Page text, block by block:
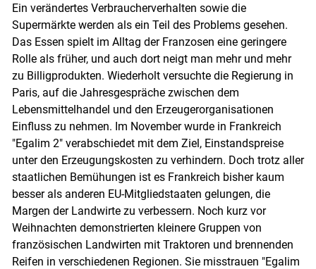
Ein verändertes Verbraucherverhalten sowie die
Supermärkte werden als ein Teil des Problems gesehen.
Das Essen spielt im Alltag der Franzosen eine geringere
Rolle als früher, und auch dort neigt man mehr und mehr
zu Billigprodukten. Wiederholt versuchte die Regierung in
Paris, auf die Jahresgespräche zwischen dem
Lebensmittelhandel und den Erzeugerorganisationen
Einfluss zu nehmen. Im November wurde in Frankreich
"Egalim 2" verabschiedet mit dem Ziel, Einstandspreise
unter den Erzeugungskosten zu verhindern. Doch trotz aller
staatlichen Bemühungen ist es Frankreich bisher kaum
besser als anderen EU-Mitgliedstaaten gelungen, die
Margen der Landwirte zu verbessern. Noch kurz vor
Weihnachten demonstrierten kleinere Gruppen von
französischen Landwirten mit Traktoren und brennenden
Reifen in verschiedenen Regionen. Sie misstrauen "Egalim